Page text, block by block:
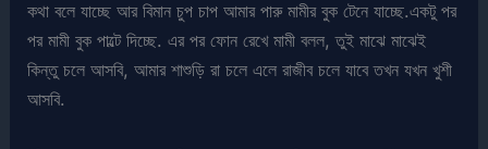
কথা বলে যাচ্ছে আর বিমান চুপ চাপ আমার পারু মামীর বুক টেনে যাচ্ছে.একটু পর
পর মামী বুক পাল্টে দিচ্ছে. এর পর ফোন রেখে মামী বলল, তুই মাঝে মাঝেই
কিন্তু চলে আসবি, আমার শাশুড়ি রা চলে এলে রাজীব চলে যাবে তখন যখন খুশী
আসবি.